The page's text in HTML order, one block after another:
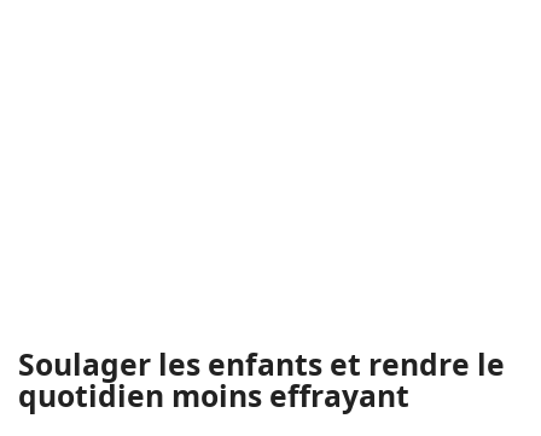
Soulager les enfants et rendre le
quotidien moins effrayant